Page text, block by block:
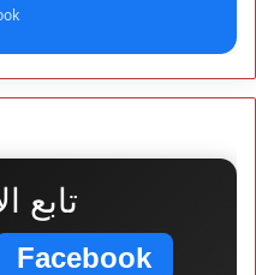
تابع
Facebook